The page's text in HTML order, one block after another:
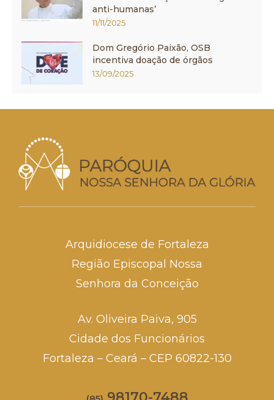
anti-humanas’
11/11/2025
Dom Gregório Paixão, OSB
incentiva doação de órgãos
13/09/2025
Arquidiocese de Fortaleza
Região Episcopal Nossa
Senhora da Conceição
Av. Oliveira Paiva, 905
Cidade dos Funcionários
Fortaleza – Ceará – CEP 60822-130